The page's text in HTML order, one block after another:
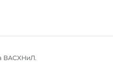
ВАСХНиЛ.